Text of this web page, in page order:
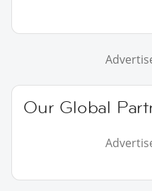
Our Global